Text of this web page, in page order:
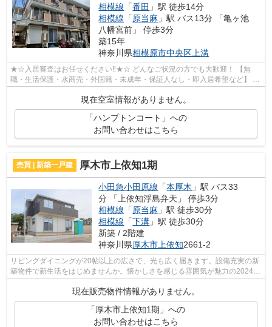
相模線 「番田 」駅 徒歩14分
相模線 「原当麻 」駅 バス13分 「亀ヶ池
八幡宮前」 停歩3分
築15年
神奈川県相模原市中央区上溝
★☆入居審査はお任せください‼★☆ どんなご状況の方でも大歓迎！ 【無
職・生活保護・水商売・外国籍・未成年・保証人なし・即入居希望など】 ネ
現在空室情報がありません。
「ハンプトンコート」への
お問い合わせはこちら
売買 | 新築一戸建 厚木市上依知1期
小田急小田原線 「本厚木 」駅 バス33
分 「上依知浮島弁天」 停歩3分
相模線 「 原当麻 」駅 徒歩30分
相模線 「下溝 」駅 徒歩30分
新築 / 2階建
神奈川県厚木市 上依知2661-2
リビングダイニングが20帖以上の広さで、光も広く届きます。設備充実の新
築物件で新生活をはじめませんか。懐かしさを感じる雰囲気が魅力の2024年
6月築の物件です。ご家族やパートナー...
現在販売物件情報がありません。
「厚木市上依知1期」への
お問い合わせはこちら